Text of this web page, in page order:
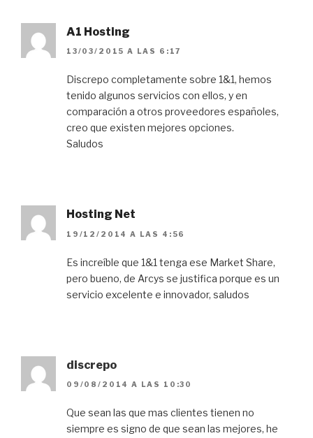
A1 Hosting
13/03/2015 A LAS 6:17
Discrepo completamente sobre 1&1, hemos
tenido algunos servicios con ellos, y en
comparación a otros proveedores españoles,
creo que existen mejores opciones.
Saludos
Hosting Net
19/12/2014 A LAS 4:56
Es increíble que 1&1 tenga ese Market Share,
pero bueno, de Arcys se justifica porque es un
servicio excelente e innovador, saludos
discrepo
09/08/2014 A LAS 10:30
Que sean las que mas clientes tienen no
siempre es signo de que sean las mejores, he